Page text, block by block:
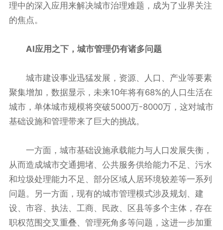
理中的深入应用来解决城市治理难题，成为了业界关注
的焦点。
AI应用之下，城市管理仍有诸多问题
城市建设事业迅猛发展，资源、人口、产业等要素
聚集增加，数据显示，未来10年将有68%的人口生活在
城市，单体城市规模将突破5000万-8000万，这对城市
基础设施和管理带来了巨大的挑战。
一方面，城市基础设施承载能力与人口发展失衡，
从而造成城市交通拥堵、公共服务供给能力不足、污水
和垃圾处理能力不足、部分区域人居环境较差等一系列
问题。另一方面，现有的城市管理模式涉及规划、建
设、市容、执法、工商、民政、区县等多个主体，存在
职权范围交叉重叠、管理死角多等问题，这进一步加重